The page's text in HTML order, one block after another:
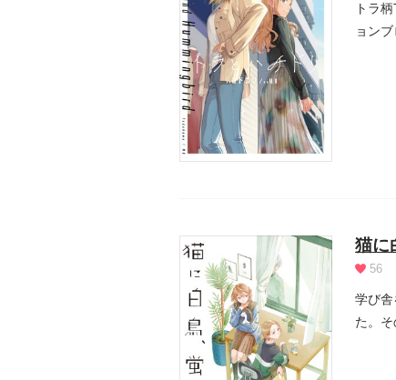
トラ
ョン
猫に
56
学び
た。